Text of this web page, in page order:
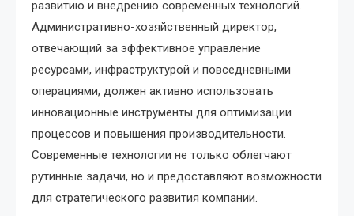
развитию и внедрению современных технологий.
Административно-хозяйственный директор,
отвечающий за эффективное управление
ресурсами, инфраструктурой и повседневными
операциями, должен активно использовать
инновационные инструменты для оптимизации
процессов и повышения производительности.
Современные технологии не только облегчают
рутинные задачи, но и предоставляют возможности
для стратегического развития компании.